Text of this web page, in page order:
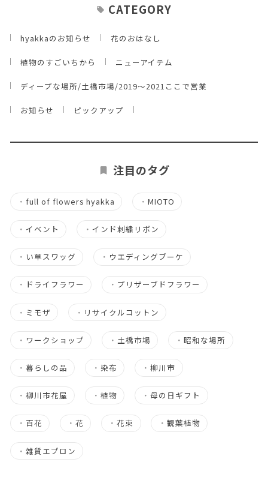
CATEGORY
hyakkaのお知らせ 花のおはなし
植物のすごいちから ニューアイテム
ディープな場所/土橋市場/2019～2021ここで営業
お知らせ ピックアップ
注目のタグ
・ full of flowers hyakka ・MIOTO
・ イベント ・ インド刺繍リボン
・ い草スワッグ ・ ウエディングブーケ
・ ドライフラワー ・ プリザーブドフラワー
・ ミモザ ・ リサイクルコットン
・ ワークショップ ・ 土橋市場 ・昭和な場所
・ 暮らしの品 ・ 染布 ・柳川市
・ 柳川市花屋 ・植物 ・母の日ギフト
・ 百花 ・花 ・花束 ・ 観葉植物
・ 雑貨エプロン